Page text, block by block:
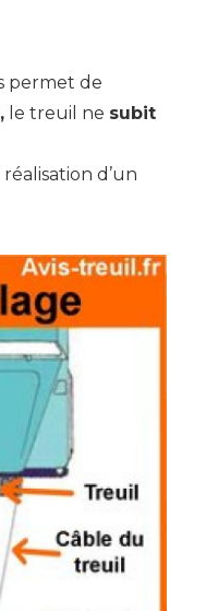
permet de
le treuil ne subit
d’un